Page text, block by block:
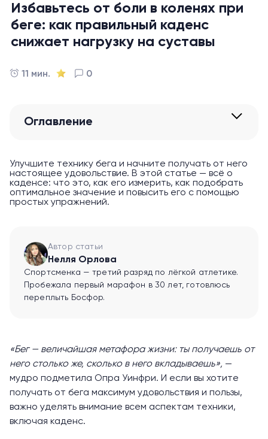
Избавьтесь от боли в коленях при
беге: как правильный каденс
снижает нагрузку на суставы
11 мин. 0
Оглавление
Улучшите технику бега и начните получать от него
настоящее удовольствие. В этой статье — всё о
каденсе: что это, как его измерить, как подобрать
оптимальное значение и повысить его с помощью
простых упражнений.
Автор статьи
Нелля Орлова
Спортсменка — третий разряд по лёгкой атлетике.
Пробежала первый марафон в 30 лет, готовлюсь
переплыть Босфор.
«Бег — величайшая метафора жизни: ты получаешь от
него столько же, сколько в него вкладываешь», —
мудро подметила Опра Уинфри. И если вы хотите
получать от бега максимум удовольствия и пользы,
важно уделять внимание всем аспектам техники,
включая каденс.